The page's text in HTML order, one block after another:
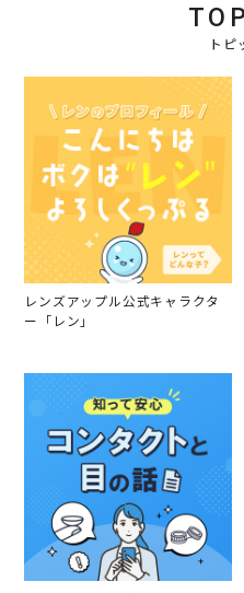
トピ
レンズアップル公式キャラクタ
ー「レン」